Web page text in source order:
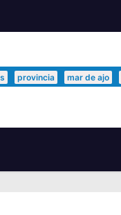
provincia mar de ajo